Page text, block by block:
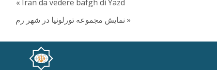
« Iran da vedere bafgh di Yazd
نمایش مجموعه تورلونیا در شهر رم »